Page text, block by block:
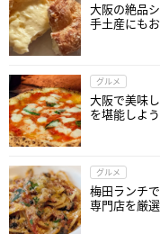
大阪の絶品
手土産にも
グルメ
大阪で美味
を堪能しよう
グルメ
梅田ランチ
専門店を厳選